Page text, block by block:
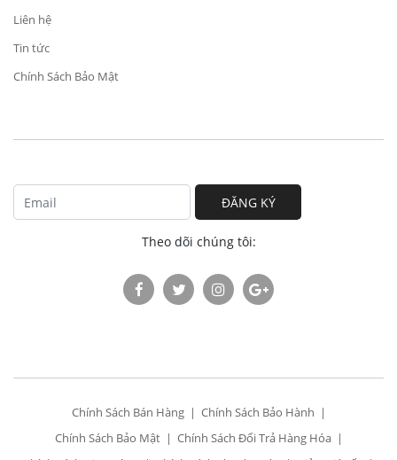
Liên hệ
Tin tức
Chính Sách Bảo Mật
ĐĂNG KÝ
Theo dõi chúng tôi:
Chính Sách Bán Hàng
Chính Sách Bảo Hành
Chính Sách Bảo Mật
Chính Sách Đổi Trả Hàng Hóa